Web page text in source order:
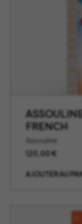
FRENCH
Assouline
120,00€
AJOUTER AU